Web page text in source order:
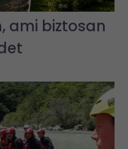
ami biztosan